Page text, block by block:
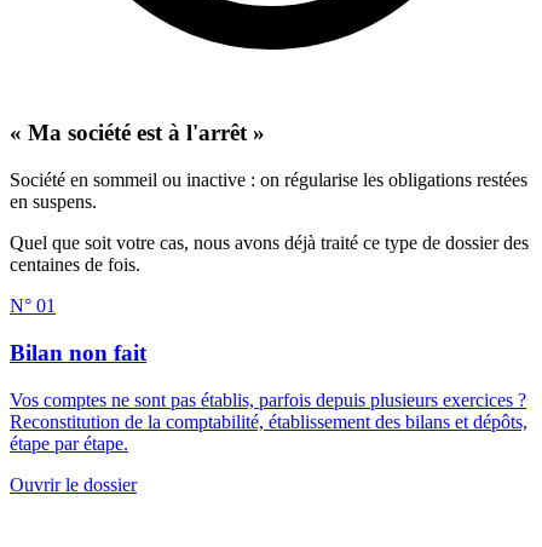
« Ma société est à l'arrêt »
Société en sommeil ou inactive : on régularise les obligations restées
en suspens.
Quel que soit votre cas, nous avons déjà traité ce type de dossier des
centaines de fois.
N° 01
Bilan non fait
Vos comptes ne sont pas établis, parfois depuis plusieurs exercices ?
Reconstitution de la comptabilité, établissement des bilans et dépôts,
étape par étape.
Ouvrir le dossier